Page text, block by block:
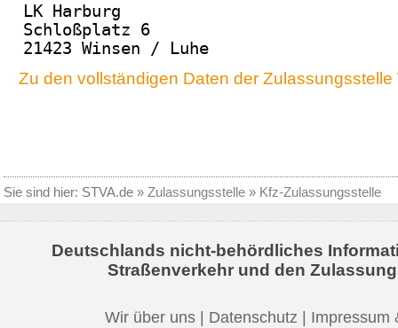
LK Harburg
Schloßplatz 6
21423 Winsen / Luhe
Zu den vollständigen Daten der Zulassungsstelle
Sie sind hier: STVA.de » Zulassungsstelle » Kfz-Zulassungsstelle
Deutschlands nicht-behördliches
Straßenverkehr und den
Wir über uns Datenschutz
Impressum